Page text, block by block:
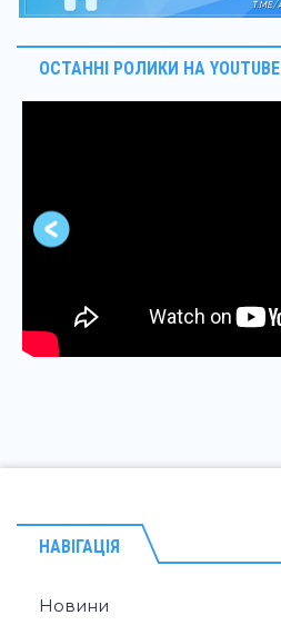
ОСТАННІ РОЛИКИ НА YOUTUBE
НАВІГАЦІЯ
Новини